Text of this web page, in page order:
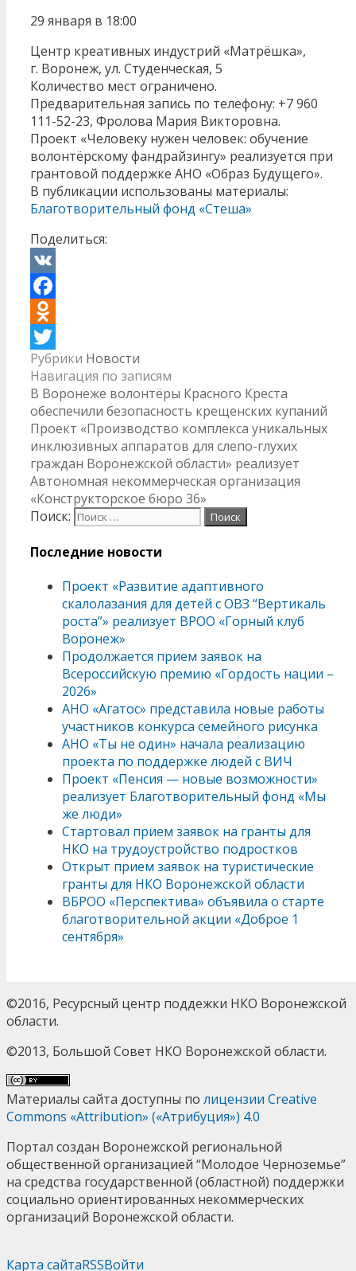
29 января в 18:00
Центр креативных индустрий «Матрёшка»,
г. Воронеж, ул. Студенческая, 5
Количество мест ограничено.
Предварительная запись по телефону: +7 960
111-52-23, Фролова Мария Викторовна.
Проект «Человеку нужен человек: обучение
волонтёрскому фандрайзингу» реализуется при
грантовой поддержке АНО «Образ Будущего».
В публикации использованы материалы:
Благотворительный фонд «Стеша»
Поделиться:
VK
Facebook
Odnoklassniki
Twitter
Рубрики Новости
Навигация по записям
В Воронеже волонтёры Красного Креста
обеспечили безопасность крещенских купаний
Проект «Производство комплекса уникальных
инклюзивных аппаратов для слепо-глухих
граждан Воронежской области» реализует
Автономная некоммерческая организация
«Конструкторское бюро 36»
Поиск:
Последние новости
Проект «Развитие адаптивного
скалолазания для детей с ОВЗ “Вертикаль
роста”» реализует ВРОО «Горный клуб
Воронеж»
Продолжается прием заявок на
Всероссийскую премию «Гордость нации –
2026»
АНО «Агатос» представила новые работы
участников конкурса семейного рисунка
АНО «Ты не один» начала реализацию
проекта по поддержке людей с ВИЧ
Проект «Пенсия — новые возможности»
реализует Благотворительный фонд «Мы
же люди»
Стартовал прием заявок на гранты для
НКО на трудоустройство подростков
Открыт прием заявок на туристические
гранты для НКО Воронежской области
ВБРОО «Перспектива» объявила о старте
благотворительной акции «Доброе 1
сентября»
©2016, Ресурсный центр поддежки НКО Воронежской
области.
©2013, Большой Совет НКО Воронежской области.
Материалы сайта доступны по лицензии Creative
Commons «Attribution» («Атрибуция») 4.0
Портал создан Воронежской региональной
общественной организацией “Молодое Черноземье”
на средства государственной (областной) поддержки
социально ориентированных некоммерческих
организаций Воронежской области.
Карта сайтаRSSВойти